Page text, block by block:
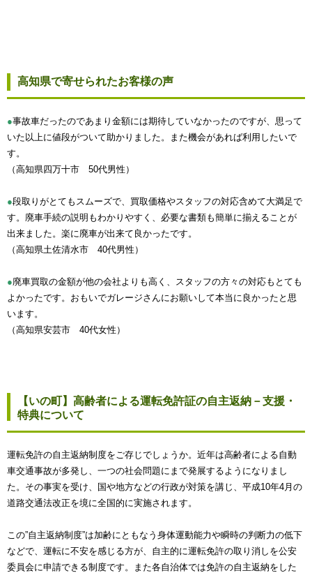
高知県で寄せられたお客様の声
●事故車だったのであまり金額には期待していなかったのですが、思って
いた以上に値段がついて助かりました。また機会があれば利用したいで
す。
（高知県四万十市 50代男性）
●段取りがとてもスムーズで、買取価格やスタッフの対応含めて大満足で
す。廃車手続の説明もわかりやすく、必要な書類も簡単に揃えることが
出来ました。楽に廃車が出来て良かったです。
（高知県土佐清水市 40代男性）
●廃車買取の金額が他の会社よりも高く、スタッフの方々の対応もとても
よかったです。おもいでガレージさんにお願いして本当に良かったと思
います。
（高知県安芸市 40代女性）
【いの町】高齢者による運転免許証の自主返納－支援・
特典について
運転免許の自主返納制度をご存じでしょうか。近年は高齢者による自動
車交通事故が多発し、一つの社会問題にまで発展するようになりまし
た。その事実を受け、国や地方などの行政が対策を講じ、平成10年4月の
道路交通法改正を境に全国的に実施されます。
この”自主返納制度”は加齢にともなう身体運動能力や瞬時の判断力の低下
などで、運転に不安を感じる方が、自主的に運転免許の取り消しを公安
委員会に申請できる制度です。また各自治体では免許の自主返納をした